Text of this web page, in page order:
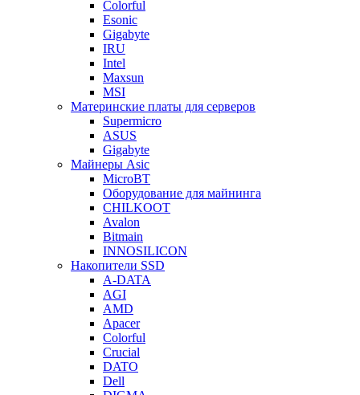
Colorful
Esonic
Gigabyte
IRU
Intel
Maxsun
MSI
Материнские платы для серверов
Supermicro
ASUS
Gigabyte
Майнеры Asic
MicroBT
Оборудование для майнинга
CHILKOOT
Avalon
Bitmain
INNOSILICON
Накопители SSD
A-DATA
AGI
AMD
Apacer
Colorful
Crucial
DATO
Dell